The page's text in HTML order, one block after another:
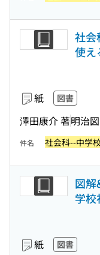
社会
使え
紙 図書
澤田康介 著明治
件名 社会科--中学
図解
学校
紙 図書